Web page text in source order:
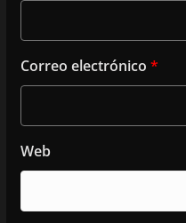
Correo electrónico *
Web